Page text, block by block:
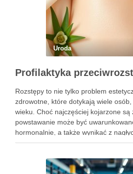
Uroda
Rozstępy to nie tylko problem
zdrowotne, które dotykają wiele osób,
wieku. Choć najczęściej kojarzone są
powstawanie może być
hormonalnie, a także wynikać z
kluczowe jest, aby już od